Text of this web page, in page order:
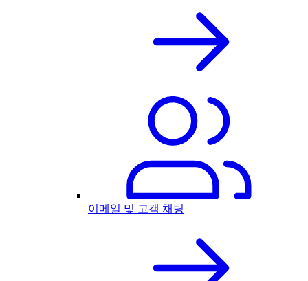
이메일 및 고객 채팅